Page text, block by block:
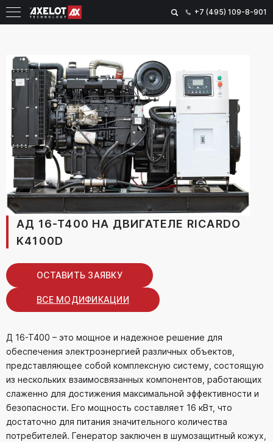
+7 (495) 109-8-901
АД 16-Т400 НА ДВИГАТЕЛЕ RICARDO
K4100D
ОСТАВИТЬ ЗАЯВКУ
ВСЕ МОДИФИКАЦИИ
Д 16-Т400 – это мощное и надежное решение для
обеспечения электроэнергией различных объектов,
представляющее собой комплексную систему, состоящую
из нескольких взаимосвязанных компонентов, работающих
слаженно для достижения максимальной эффективности и
безопасности. Его мощность составляет 16 кВт, что
достаточно для питания значительного количества
потребителей. Генератор заключен в шумозащитный кожух,